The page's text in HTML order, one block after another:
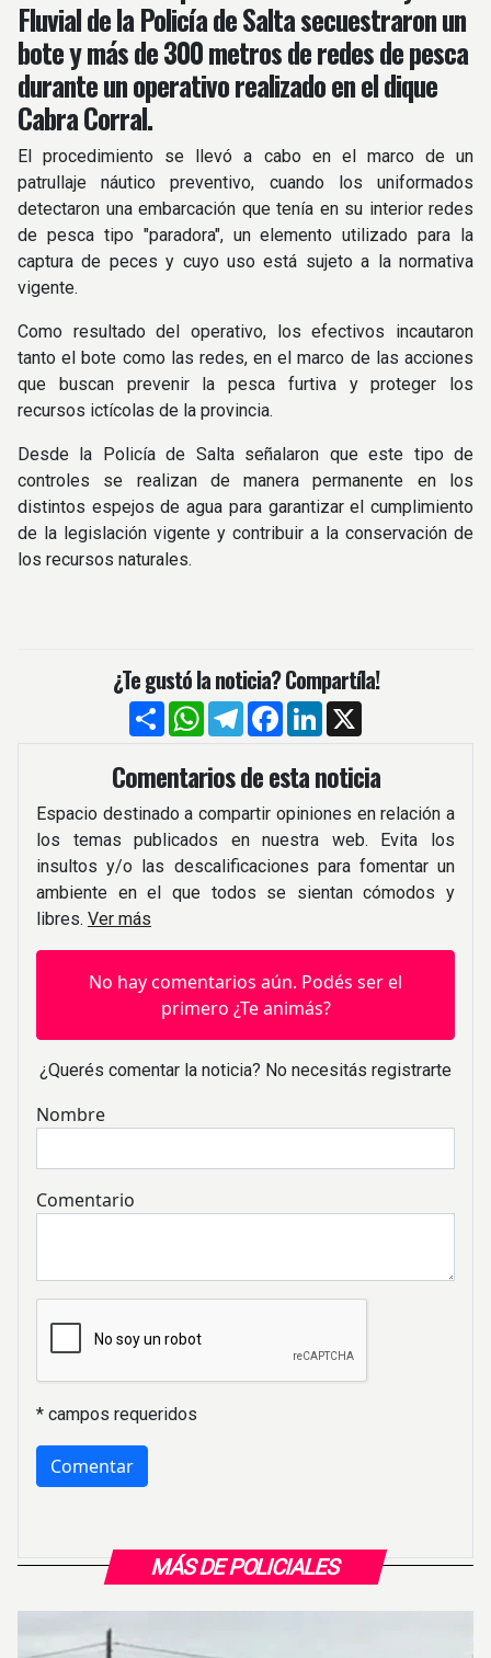
MÁS DE POLICIALES
Fluvial de la Policía de Salta secuestraron un
bote y más de 300 metros de redes de pesca
durante un operativo realizado en el dique
Cabra Corral.
El procedimiento se llevó a cabo en el marco de un
patrullaje náutico preventivo, cuando los uniformados
detectaron una embarcación que tenía en su interior redes
de pesca tipo "paradora", un elemento utilizado para la
captura de peces y cuyo uso está sujeto a la normativa
vigente.
Como resultado del operativo, los efectivos incautaron
tanto el bote como las redes, en el marco de las acciones
que buscan prevenir la pesca furtiva y proteger los
recursos ictícolas de la provincia.
Desde la Policía de Salta señalaron que este tipo de
controles se realizan de manera permanente en los
distintos espejos de agua para garantizar el cumplimiento
de la legislación vigente y contribuir a la conservación de
los recursos naturales.
¿Te gustó la noticia? Compartíla!
CompartirWhatsApp
TelegramFacebook
LinkedIn
Comentarios de esta noticia
Espacio destinado a compartir opiniones en relación a
los temas publicados en nuestra web. Evita los
insultos y/o las descalificaciones para fomentar un
ambiente en el que todos se sientan cómodos y
libres. Ver más
No hay comentarios aún. Podés ser el
primero ¿Te animás?
¿Querés comentar la noticia? No necesitás registrarte
Nombre
Comentario
* campos requeridos